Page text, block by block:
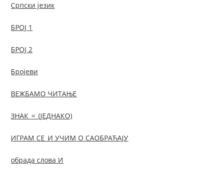
Српски језик
БРОЈ 1
БРОЈ 2
Бројеви
ВЕЖБАМО ЧИТАЊЕ
ЗНАК_=_(ЈЕДНАКО)
ИГРАМ СЕ_И УЧИМ О САОБРАЋАЈУ
обрада слова И